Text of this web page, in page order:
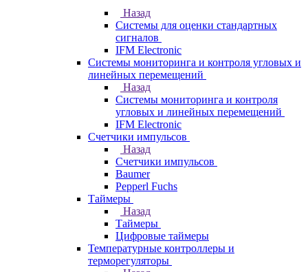
Назад
Системы для оценки стандартных
сигналов
IFM Electronic
Системы мониторинга и контроля угловых и
линейных перемещений
Назад
Системы мониторинга и контроля
угловых и линейных перемещений
IFM Electronic
Счетчики импульсов
Назад
Счетчики импульсов
Baumer
Pepperl Fuchs
Таймеры
Назад
Таймеры
Цифровые таймеры
Температурные контроллеры и
терморегуляторы